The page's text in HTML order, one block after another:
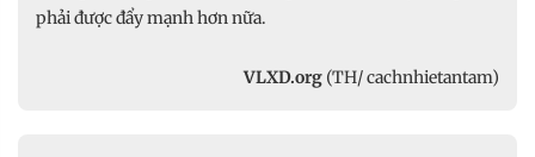
phải được đẩy mạnh hơn nữa.
VLXD.org (TH/ cachnhietantam)